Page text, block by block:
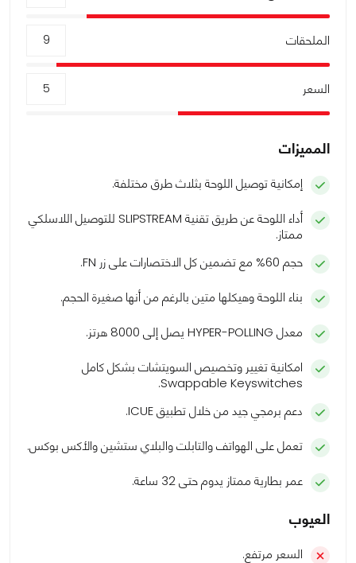
الملحقات 9
السعر 5
المميزات
إمكانية توصيل اللوحة بثلاث طرق مختلفة.
أداء اللوحة عن طريق تقنية SLIPSTREAM للتوصيل اللاسلكي
ممتاز.
حجم 60% مع تضمين كل الاختصارات على زر FN.
بناء اللوحة وهيكلها متين بالرغم من أنها صغيرة الحجم.
معدل HYPER-POLLING يصل إلى 8000 هرتز.
امكانية تغيير وتخصيص السويتشات بشكل كامل
Swappable Keyswitches.
دعم برمجي جيد من خلال تطبيق ICUE.
تعمل على الهواتف والتابلت والبلاي ستشين والأكس بوكس.
عمر بطارية ممتاز يدوم حتى 32 ساعة.
العيوب
السعر مرتفع.